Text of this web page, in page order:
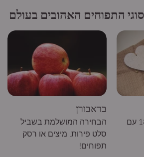
התפוחים האהובים בעולם
נפוץ ופופולרי מאז 1863 עם
בראבורן
הבחירה המושלמת בשביל
סלט פירות, מיצים או רסק
תפוחים!